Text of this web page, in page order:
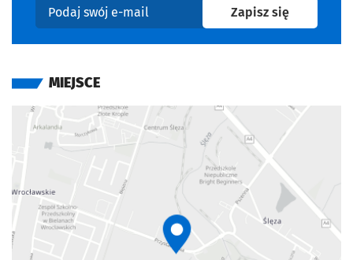
Podaj swój e-mail
Zapisz sięna
MIEJSCE